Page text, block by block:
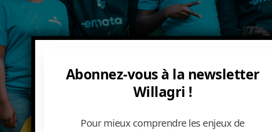
Abonnez-vous à la newsletter
Willagri !
Pour mieux comprendre les enjeux de